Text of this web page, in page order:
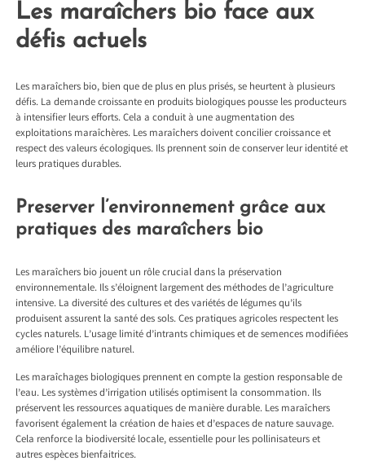
Les maraîchers bio face aux
défis actuels
Les maraîchers bio, bien que de plus en plus prisés, se heurtent à plusieurs
défis. La demande croissante en produits biologiques pousse les producteurs
à intensifier leurs efforts. Cela a conduit à une augmentation des
exploitations maraîchères. Les maraîchers doivent concilier croissance et
respect des valeurs écologiques. Ils prennent soin de conserver leur identité et
leurs pratiques durables.
Preserver l’environnement grâce aux
pratiques des maraîchers bio
Les maraîchers bio jouent un rôle crucial dans la préservation
environnementale. Ils s’éloignent largement des méthodes de l’agriculture
intensive. La diversité des cultures et des variétés de légumes qu’ils
produisent assurent la santé des sols. Ces pratiques agricoles respectent les
cycles naturels. L’usage limité d’intrants chimiques et de semences modifiées
améliore l’équilibre naturel.
Les maraîchages biologiques prennent en compte la gestion responsable de
l’eau. Les systèmes d’irrigation utilisés optimisent la consommation. Ils
préservent les ressources aquatiques de manière durable. Les maraîchers
favorisent également la création de haies et d’espaces de nature sauvage.
Cela renforce la biodiversité locale, essentielle pour les pollinisateurs et
autres espèces bienfaitrices.